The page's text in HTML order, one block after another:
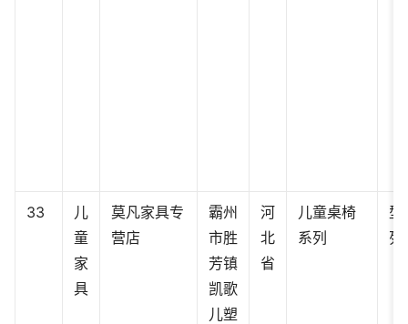
33
儿
童
家
具
莫凡家具专
营店
霸州
市胜
芳镇
凯歌
儿塑
河
北
省
儿童桌椅
系列
型
列